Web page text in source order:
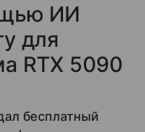
ИИ
для
RTX 5090
бесплатный